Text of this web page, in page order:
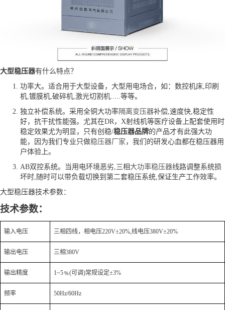
大型稳压器有什么特点？
功率大。适合用于大型设备，大型用电场合，如：数控机床,印刷
机,镀膜机,破碎机,激光切割机.....等等。
独立补偿系统。采用全铜大功率隔离变压器补偿,速度快,稳定性
好，抗干扰性能强。尤其在DR，X射线机等医疗设备上配套使用时
稳定效果尤为明显，只有创稳/稳压器品牌的产品才有此强大功
能，因为我们专业只做稳压器厂家 ，我们的研发心血都在稳压器用
户体验上。
AB双控系统。当用电环境恶劣,三相大功率稳压器线路调整系统损
坏时,随时可以带负载切换到第二套稳压系统,保证生产工作效率。
大型稳压器技术参数：
技术参数：
输入电压 三相四线，相电压220V±20%,线电压380V±20%
输出电压 三相380V
输出精度 1~5﹪(可调)常规设定±3%
频率 50Hz/60Hz